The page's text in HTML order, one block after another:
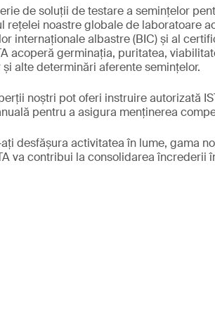
de soluții de testare a semințelor
rețelei noastre globale de laboratoare
internaționale albastre (BIC) și al
acoperă germinația, puritatea,
alte determinări aferente semințelor.
noștri pot oferi instruire autorizată
pentru a asigura menținerea
desfășura activitatea în lume, gama
va contribui la consolidarea încrederii